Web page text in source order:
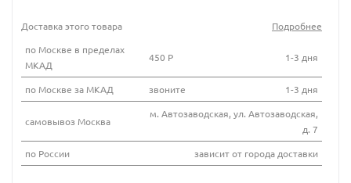
Доставка этого товара
Подробнее
по Москве в пределах
МКАД
450 Р 1-3 дня
по Москве за МКАД звоните 1-3 дня
самовывоз Москва
м. Автозаводская, ул. Автозаводская,
д. 7
по России
зависит от города доставки